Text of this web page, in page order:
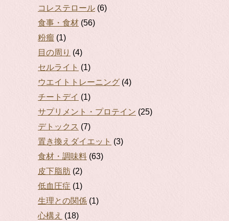
コレステロール (6)
食事・食材 (56)
粉瘤 (1)
目の周り (4)
セルライト (1)
ウエイトトレーニング (4)
チートデイ (1)
サプリメント・プロテイン (25)
デトックス (7)
置き換えダイエット (3)
食材・調味料 (63)
皮下脂肪 (2)
低血圧症 (1)
生理との関係 (1)
心構え (18)